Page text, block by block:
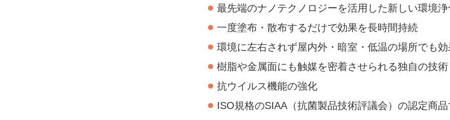
最先端のナノテクノロジーを活用した新しい環境
一度塗布・散布するだけで効果を長時間持続
環境に左右されず屋内外・暗室・低温の場所でも
樹脂や金属面にも触媒を密着させられる独自の技術
抗ウイルス機能の強化
ISO規格のSIAA（抗菌製品技術評議会）の認定商